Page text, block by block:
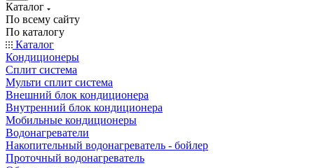
Каталог
По всему сайту
По каталогу
Каталог
Кондиционеры
Сплит система
Мульти сплит система
Внешний блок кондиционера
Внутренний блок кондиционера
Мобильные кондиционеры
Водонагреватели
Накопительный водонагреватель - бойлер
Проточный водонагреватель